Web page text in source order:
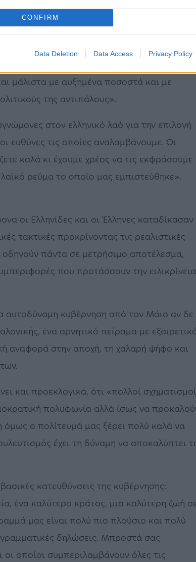
CONFIRM
Data Deletion Data Access Privacy Policy
στην πρώτη συνεδρίαση του νέου
Μητσοτάκης είπε ότι η σημερινή
τεράστιας εκλογικής νίκης, «μιας νίκης
άλλο παράδειγμα κυβέρνησης που να
μάλιστα με αυξημένα ποσοστά και με
της αντιπάλους».
στον ελληνικό λαό για την επιλογή
ευθύνες τις οποίες αναλαμβάνουμε. Οι
καλά κι έχουμε χρέος να τις εκφράσουμε
ρεύμα το οποίο μας εμπιστεύθηκε»,
οι Ελληνίδες και οι Έλληνες καταδίκασαν
τακτικές προκρίνοντας τις ρεαλιστικές
οδηγούν πάντα σε μετρήσιμο αποτέλεσμα,
που προτάσσουν την ειλικρίνεια
αυτοδύναμη κυβέρνηση από τον Μάιο αν δε
ένα αρνητικό πείραμα με
αναφορά στην αποχή, τη χαλαρή ψήφο και
και προεκλογικά, ότι «πολλοί σχηματισμοί
πολυφωνία αλλά ίσως να
ο πολίτευμά μας ξέρει πολύ καλά να
έχει τη δύναμη να αποκαλύπτει
κατευθύνσεις της κυβέρνησης:
ένα καλύτερο κράτος, μια καλύτερη ζωή σε
μας είναι πολύ πιο πλούσιο και πολύ
δηλώσεις. Μπροστά σας
οποίοι συμπεριλαμβάνουν όλες τις